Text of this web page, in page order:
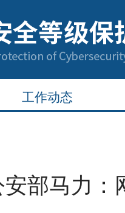
工作动态
部马力：